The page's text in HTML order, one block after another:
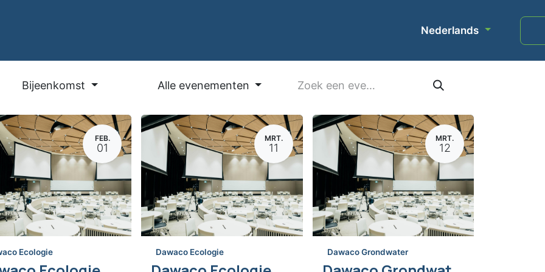
Over onsNederlands
Bijeenkomst Alle evenementen
FEB.
01
Ecologie
MRT.
11
Dawaco Ecologie
MRT.
12
Dawaco Grondwater